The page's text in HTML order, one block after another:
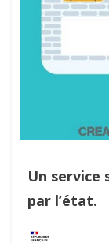
Un
par l’état.